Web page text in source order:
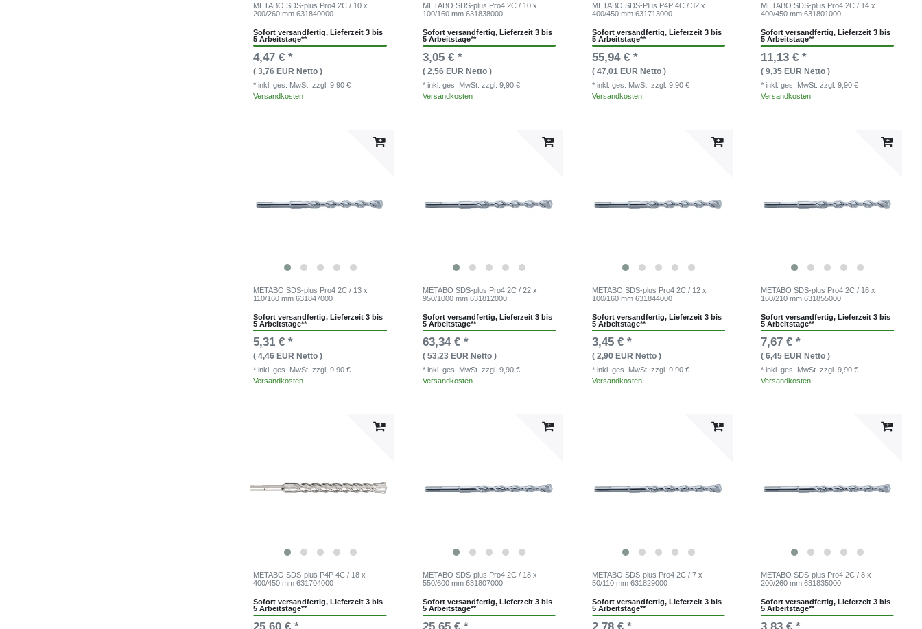
METABO SDS-plus Pro4 2C / 10 x
200/260 mm 631840000
Sofort versandfertig, Lieferzeit 3 bis
5 Arbeitstage**
4,47 € *
( 3,76 EUR Netto )
* inkl. ges. MwSt.zzgl. 9,90 €
Versandkosten
METABO SDS-plus Pro4 2C / 10 x
100/160 mm 631838000
Sofort versandfertig, Lieferzeit 3 bis
5 Arbeitstage**
3,05 € *
( 2,56 EUR Netto )
* inkl. ges. MwSt. zzgl. 9,90 €
Versandkosten
METABO SDS-Plus P4P 4C / 32 x
400/450 mm 631713000
Sofort versandfertig, Lieferzeit 3 bis
5 Arbeitstage**
55,94 € *
( 47,01 EUR Netto )
* inkl. ges. MwSt. zzgl. 9,90 €
Versandkosten
METABO SDS-plus Pro4 2C / 14 x
400/450 mm 631801000
Sofort versandfertig, Lieferzeit 3 bis
5 Arbeitstage**
11,13 € *
( 9,35 EUR Netto )
* inkl. ges. MwSt.zzgl. 9,90 €
Versandkosten
METABO SDS-plus Pro4 2C / 13 x
110/160 mm 631847000
Sofort versandfertig, Lieferzeit 3 bis
5 Arbeitstage**
5,31 € *
( 4,46 EUR Netto )
* inkl. ges. MwSt.zzgl. 9,90 €
Versandkosten
METABO SDS-plus Pro4 2C / 22 x
950/1000 mm 631812000
Sofort versandfertig, Lieferzeit 3 bis
5 Arbeitstage**
63,34 € *
( 53,23 EUR Netto )
* inkl. ges. MwSt. zzgl. 9,90 €
Versandkosten
METABO SDS-plus Pro4 2C / 12 x
100/160 mm 631844000
Sofort versandfertig, Lieferzeit 3 bis
5 Arbeitstage**
3,45 € *
( 2,90 EUR Netto )
* inkl. ges. MwSt. zzgl. 9,90 €
Versandkosten
METABO SDS-plus Pro4 2C / 16 x
160/210 mm 631855000
Sofort versandfertig, Lieferzeit 3 bis
5 Arbeitstage**
7,67 € *
( 6,45 EUR Netto )
* inkl. ges. MwSt.zzgl. 9,90 €
Versandkosten
METABO SDS-plus P4P 4C / 18 x
400/450 mm 631704000
Sofort versandfertig, Lieferzeit 3 bis
5 Arbeitstage**
METABO SDS-plus Pro4 2C / 18 x
550/600 mm 631807000
Sofort versandfertig, Lieferzeit 3 bis
5 Arbeitstage**
METABO SDS-plus Pro4 2C / 7 x
50/110 mm 631829000
Sofort versandfertig, Lieferzeit 3 bis
5 Arbeitstage**
METABO SDS-plus Pro4 2C / 8 x
200/260 mm 631835000
Sofort versandfertig, Lieferzeit 3 bis
5 Arbeitstage**